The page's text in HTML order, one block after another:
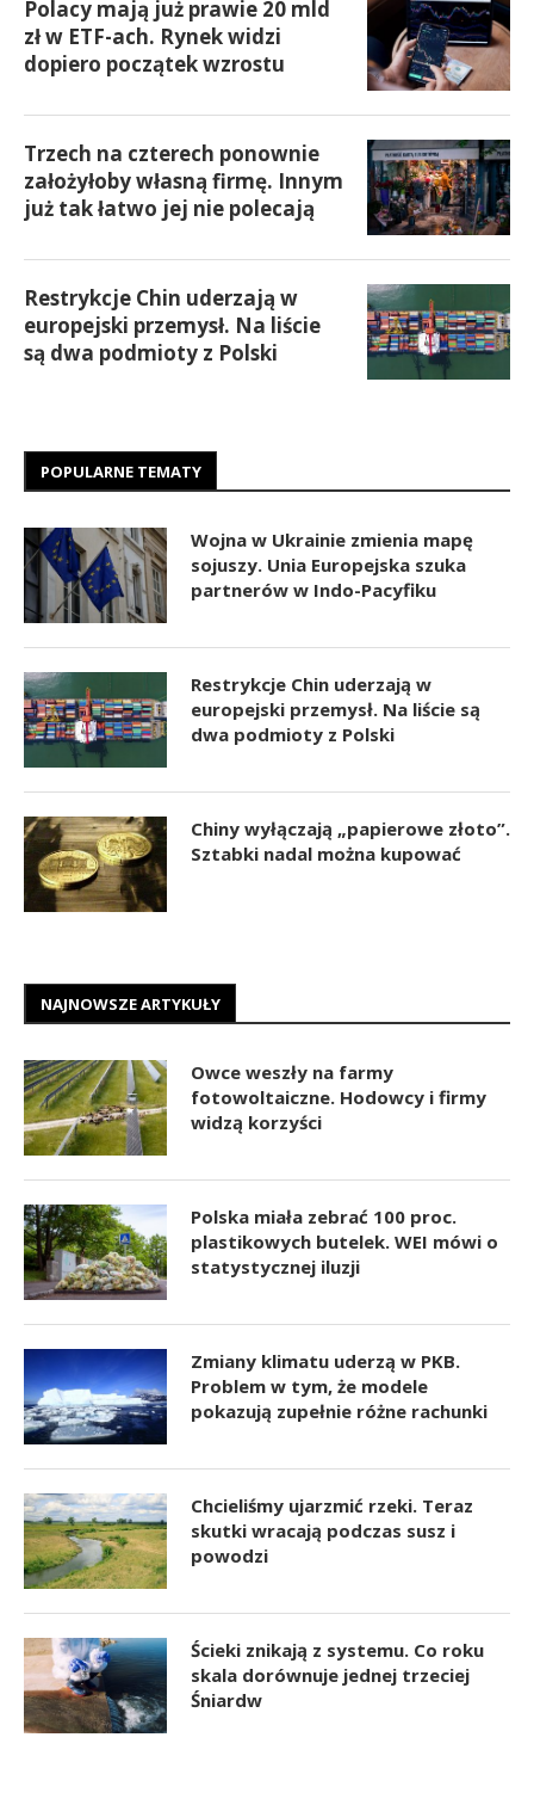
Polacy mają już prawie 20 mld
zł w ETF-ach. Rynek widzi
dopiero początek wzrostu
Trzech na czterech ponownie
założyłoby własną firmę. Innym
już tak łatwo jej nie polecają
Restrykcje Chin uderzają w
europejski przemysł. Na liście
są dwa podmioty z Polski
POPULARNE TEMATY
Wojna w Ukrainie zmienia mapę
sojuszy. Unia Europejska szuka
partnerów w Indo-Pacyfiku
Restrykcje Chin uderzają w
europejski przemysł. Na liście są
dwa podmioty z Polski
Chiny wyłączają „papierowe złoto”.
Sztabki nadal można kupować
NAJNOWSZE ARTYKUŁY
Owce weszły na farmy
fotowoltaiczne. Hodowcy i firmy
widzą korzyści
Polska miała zebrać 100 proc.
plastikowych butelek. WEI mówi o
statystycznej iluzji
Zmiany klimatu uderzą w PKB.
Problem w tym, że modele
pokazują zupełnie różne rachunki
Chcieliśmy ujarzmić rzeki. Teraz
skutki wracają podczas susz i
powodzi
Ścieki znikają z systemu. Co roku
skala dorównuje jednej trzeciej
Śniardw